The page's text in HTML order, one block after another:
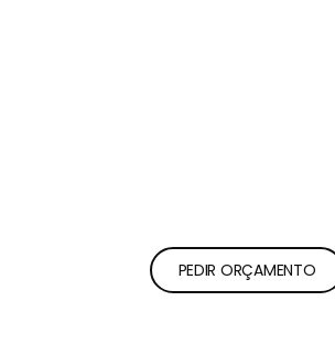
PEDIR ORÇAMENTO